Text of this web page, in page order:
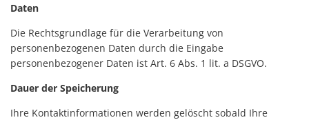
Daten
Die Rechtsgrundlage für die Verarbeitung von
personenbezogenen Daten durch die Eingabe
personenbezogener Daten ist Art. 6 Abs. 1 lit. a DSGVO.
Dauer der Speicherung
Ihre Kontaktinformationen werden gelöscht sobald Ihre